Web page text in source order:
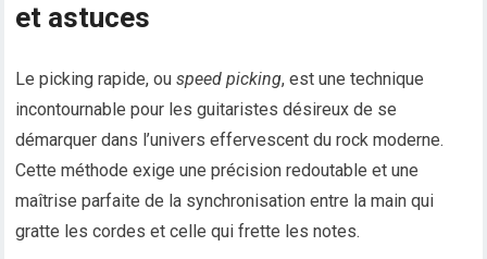
et astuces
Le picking rapide, ouspeed picking, est une technique
incontournable pour les guitaristes désireux de se
démarquer dans l’univers effervescent du rock moderne.
Cette méthode exige une précision redoutable et une
maîtrise parfaite de la synchronisation entre la main qui
gratte les cordes et celle qui frette les notes.